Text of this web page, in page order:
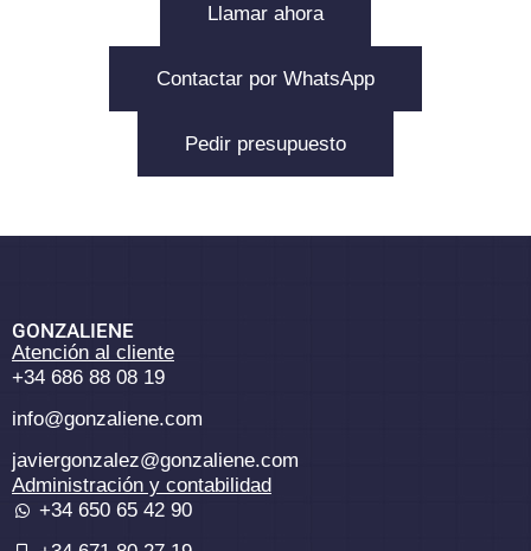
Llamar ahora
Contactar por WhatsApp
Pedir presupuesto
GONZALIENE
Atención al cliente
+34 686 88 08 19
info@gonzaliene.com
javiergonzalez@gonzaliene.com
Administración y contabilidad
+34 650 65 42 90